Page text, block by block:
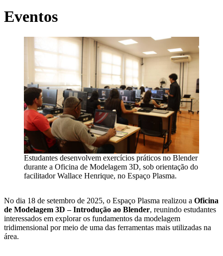
Eventos
Estudantes desenvolvem exercícios práticos no Blender
durante a Oficina de Modelagem 3D, sob orientação do
facilitador Wallace Henrique, no Espaço Plasma.
No dia 18 de setembro de 2025, o Espaço Plasma realizou a Oficina
de Modelagem 3D – Introdução ao Blender, reunindo estudantes
interessados em explorar os fundamentos da modelagem
tridimensional por meio de uma das ferramentas mais utilizadas na
área.